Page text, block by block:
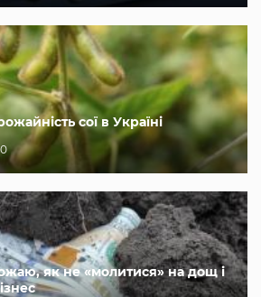
сої в Україні
як не «молитися» на дощ і